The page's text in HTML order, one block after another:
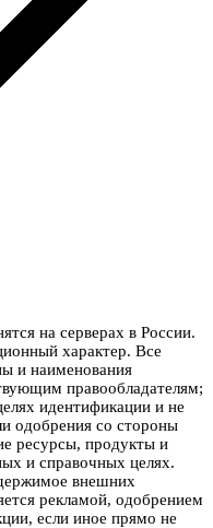
на серверах в России.
характер. Все
и наименования
правообладателям;
идентификации и не
одобрения со стороны
ресурсы, продукты и
и справочных целях.
внешних
рекламой, одобрением
если иное прямо не